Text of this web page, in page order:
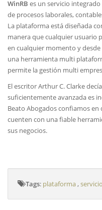
WinRB es un servicio
de procesos laborales,
La plataforma está diseñada
manera que cualquier usuario
en cualquier momento y
una herramienta multi
permite la gestión multi
El escritor Arthur C. Clarke
suficientemente avanzada es
Beato Abogados confiamos en
cuenten con una fiable
sus negocios.
Tags: plataforma,